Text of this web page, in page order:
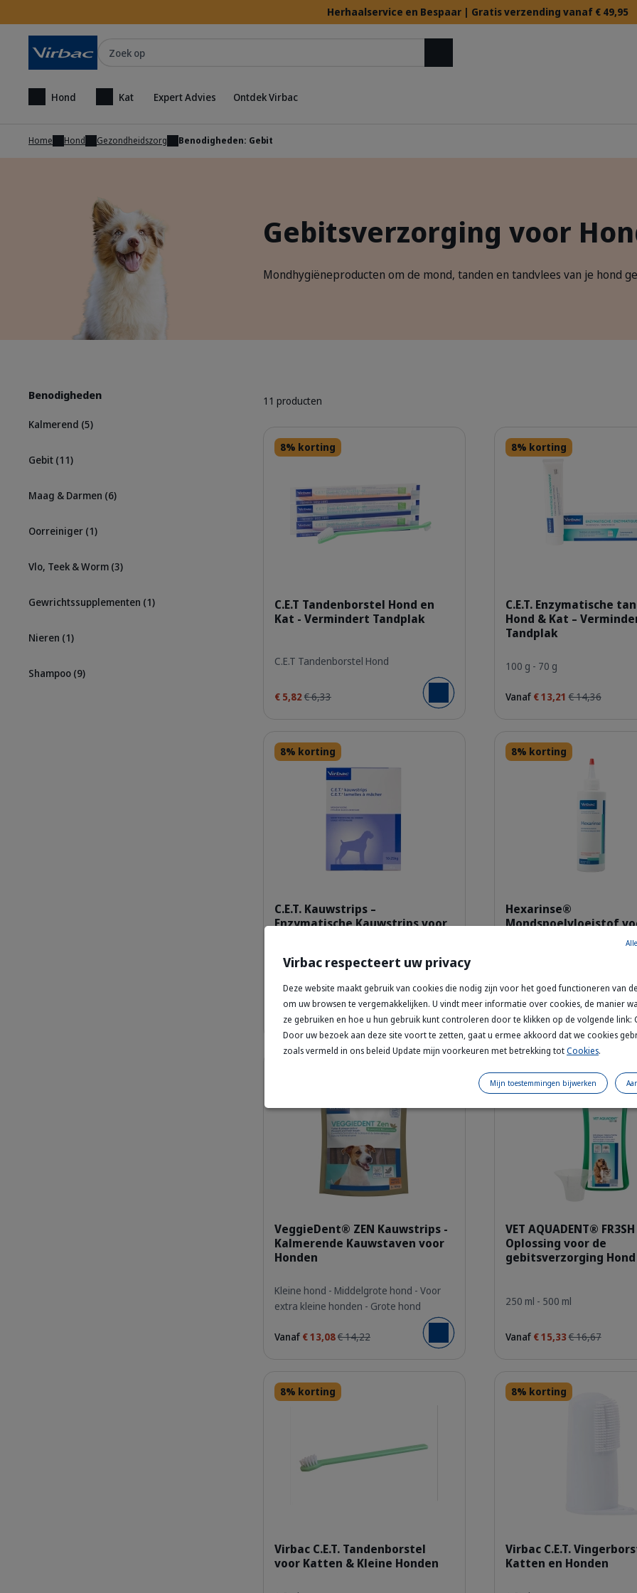
Herhaalservice en Bespaar | Gratis verzending vanaf € 49,95
Hond Kat Expert Advies Ontdek Virbac
Home Hond Gezondheidszorg Benodigheden: Gebit
Happy Australian Shepherd dog
Gebitsverzorging voor
Mondhygiëneproducten om de mond, tanden en tandvlees van je hond
Benodigheden
Kalmerend (5)
Gebit (11)
Maag & Darmen (6)
Oorreiniger (1)
Vlo, Teek & Worm (3)
Gewrichtssupplementen (1)
Nieren (1)
Shampoo (9)
11 producten
8% korting
C.E.T Tandenborstel Hond en
Kat - Vermindert Tandplak
C.E.T Tandenborstel Hond
€ 5,82€ 6,33 Voeg toe aan winkelmandje
8% korting
C.E.T. Enzymatische
Hond & Kat –
Tandplak
100 g - 70 g
Vanaf € 13,21 € 14,36
8% korting
C.E.T. Kauwstrips –
Enzymatische Kauwstrips voor
Vanaf€ 17,25 € 18,76 Voeg toe aan winkelmandje
8% korting
Hexarinse®
Mondspoelvloeistof
€ 24,07€ 26,16
VeggieDent® ZEN Kauwstrips -
Kalmerende Kauwstaven voor
Honden
Kleine hond - Middelgrote hond - Voor
extra kleine honden - Grote hond
Vanaf € 13,08€ 14,22
Details
Voeg toe aan winkelmandje
Tot 8% korting
VET AQUADENT® FR3SH
Oplossing voor de
gebitsverzorging
250 ml - 500 ml
Vanaf € 15,33€ 16,67
Details
8% korting
Virbac C.E.T. Tandenborstel
voor Katten & Kleine Honden
8% korting
Virbac C.E.T.
Katten en Honden
Virbac respecteert uw privacy
Deze website maakt gebruik van cookies die nodig zijn voor het goed functioneren van
om uw browsen te vergemakkelijken. U vindt meer informatie over cookies, de manier
ze gebruiken en hoe u hun gebruik kunt controleren door te klikken op de volgende link:
Door uw bezoek aan deze site voort te zetten, gaat u ermee akkoord dat we cookies
zoals vermeld in ons beleid Update mijn voorkeuren met betrekking totCookies.
Mijn toestemmingen bijwerken